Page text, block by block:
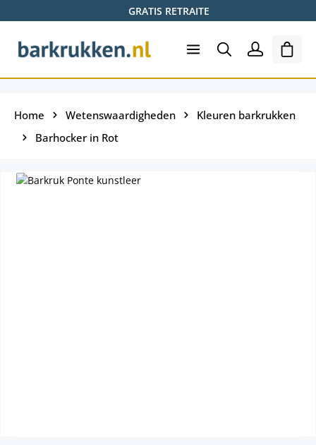
GRATIS RETRAITE
Home Wetenswaardigheden
Kleuren barkrukken
Barhocker in Rot